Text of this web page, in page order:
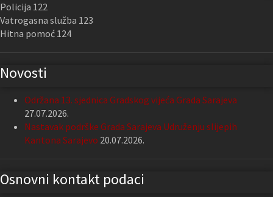
Policija 122
Vatrogasna služba 123
Hitna pomoć 124
Novosti
Održana 13. sjednica Gradskog vijeća Grada Sarajeva
27.07.2026.
Nastavak podrške Grada Sarajeva Udruženju slijepih
Kantona Sarajevo 20.07.2026.
Osnovni kontakt podaci